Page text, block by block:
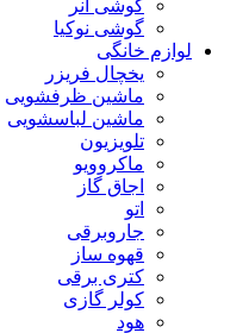
گوشی آنر
گوشی نوکیا
لوازم خانگی
یخچال فریزر
ماشین ظرفشویی
ماشین لباسشویی
تلویزیون
ماکروویو
اجاق گاز
اتو
جاروبرقی
قهوه ساز
کتری برقی
کولر گازی
هود